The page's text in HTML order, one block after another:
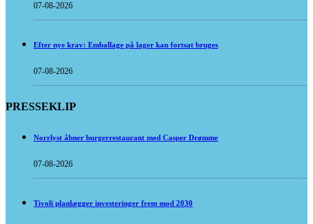
07-08-2026
Efter nye krav: Emballage på lager kan fortsat bruges
07-08-2026
PRESSEKLIP
Norrlyst åbner burgerrestaurant med Casper Drømme
07-08-2026
Tivoli planlægger investeringer frem mod 2030